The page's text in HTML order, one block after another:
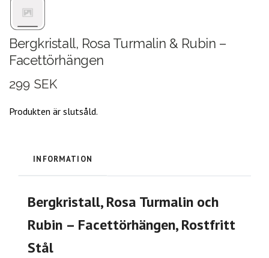
Bergkristall, Rosa Turmalin & Rubin –
Facettörhängen
299 SEK
Produkten är slutsåld.
INFORMATION
Bergkristall, Rosa Turmalin och
Rubin – Facettörhängen, Rostfritt
Stål